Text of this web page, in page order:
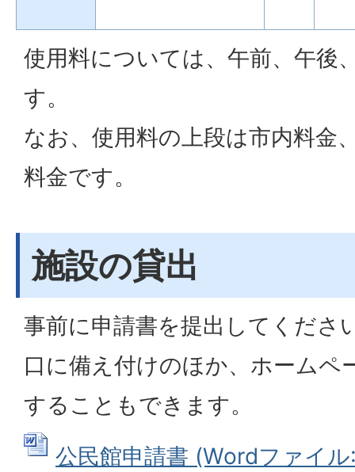
使用料については、午前、午後
す。
なお、使用料の上段は市内料金
料金です。
施設の貸出
事前に申請書を提出してくださ
口に備え付けのほか、ホームペ
することもできます。
公民館申請書 (Wordファイ